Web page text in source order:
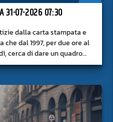
31-07-2026 07:30
dalla carta stampata e
che dal 1997, per due ore al
cerca di dare un quadro
giorno, senza fermarsi alla